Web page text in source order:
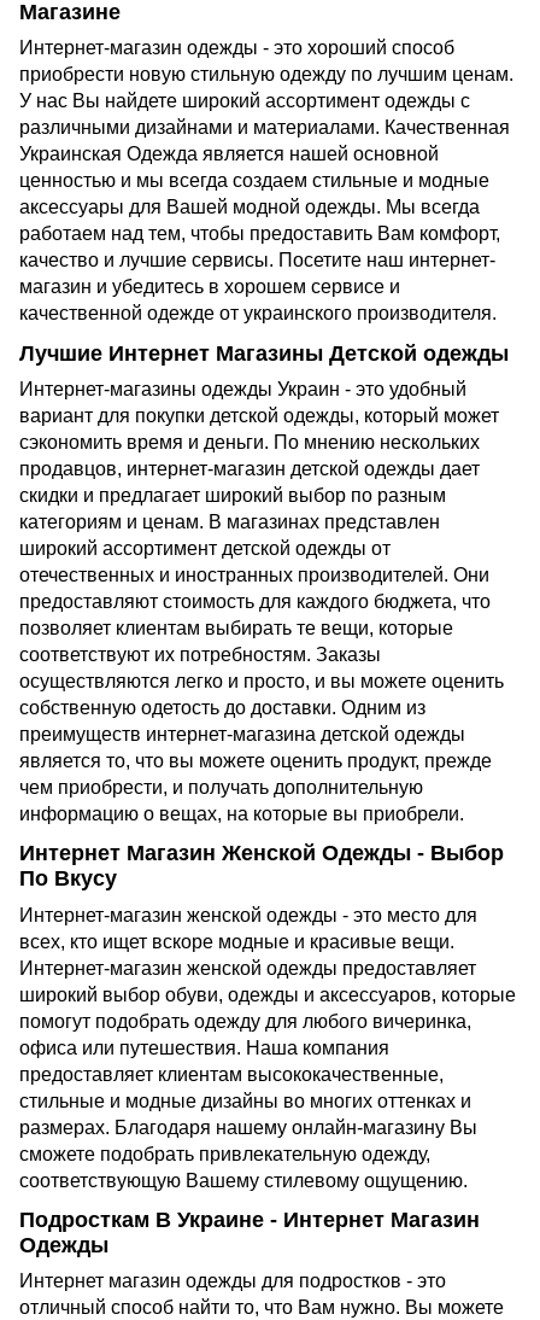
Магазине
Интернет-магазин одежды - это хороший способ
приобрести новую стильную одежду по лучшим ценам.
У нас Вы найдете широкий ассортимент одежды с
различными дизайнами и материалами. Качественная
Украинская Одежда является нашей основной
ценностью и мы всегда создаем стильные и модные
аксессуары для Вашей модной одежды. Мы всегда
работаем над тем, чтобы предоставить Вам комфорт,
качество и лучшие сервисы. Посетите наш интернет-
магазин и убедитесь в хорошем сервисе и
качественной одежде от украинского производителя.
Лучшие Интернет Магазины Детской одежды
Интернет-магазины одежды Украин - это удобный
вариант для покупки детской одежды, который может
сэкономить время и деньги. По мнению нескольких
продавцов, интернет-магазин детской одежды дает
скидки и предлагает широкий выбор по разным
категориям и ценам. В магазинах представлен
широкий ассортимент детской одежды от
отечественных и иностранных производителей. Они
предоставляют стоимость для каждого бюджета, что
позволяет клиентам выбирать те вещи, которые
соответствуют их потребностям. Заказы
осуществляются легко и просто, и вы можете оценить
собственную одетость до доставки. Одним из
преимуществ интернет-магазина детской одежды
является то, что вы можете оценить продукт, прежде
чем приобрести, и получать дополнительную
информацию о вещах, на которые вы приобрели.
Интернет Магазин Женской Одежды - Выбор
По Вкусу
Интернет-магазин женской одежды - это место для
всех, кто ищет вскоре модные и красивые вещи.
Интернет-магазин женской одежды предоставляет
широкий выбор обуви, одежды и аксессуаров, которые
помогут подобрать одежду для любого вичеринка,
офиса или путешествия. Наша компания
предоставляет клиентам высококачественные,
стильные и модные дизайны во многих оттенках и
размерах. Благодаря нашему онлайн-магазину Вы
сможете подобрать привлекательную одежду,
соответствующую Вашему стилевому ощущению.
Подросткам В Украине - Интернет Магазин
Одежды
Интернет магазин одежды для подростков - это
отличный способ найти то, что Вам нужно. Вы можете